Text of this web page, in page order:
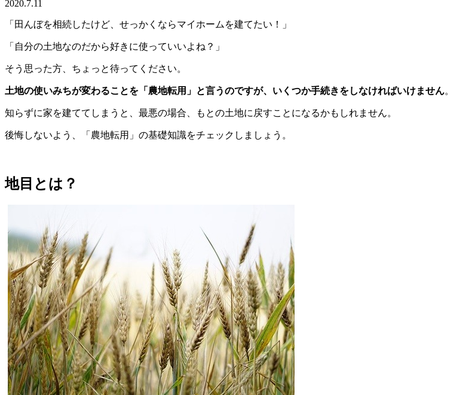
2020.7.11
「田んぼを相続したけど、せっかくならマイホームを建てたい！」
「自分の土地なのだから好きに使っていいよね？」
そう思った方、ちょっと待ってください。
土地の使いみちが変わることを「農地転用」と言うのですが、いくつか手続きをしなければいけません。
知らずに家を建ててしまうと、最悪の場合、もとの土地に戻すことになるかもしれません。
後悔しないよう、「農地転用」の基礎知識をチェックしましょう。
地目とは？